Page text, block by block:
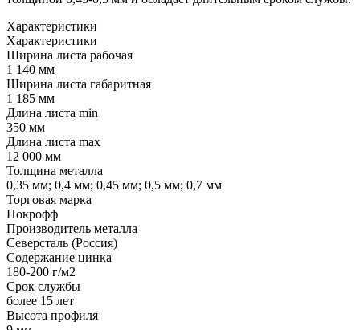
Характеристики
Характеристики
Ширина листа рабочая
1 140 мм
Ширина листа габаритная
1 185 мм
Длина листа min
350 мм
Длина листа max
12 000 мм
Толщина металла
0,35 мм; 0,4 мм; 0,45 мм; 0,5 мм; 0,7 мм
Торговая марка
Покрофф
Производитель металла
Северсталь (Россия)
Содержание цинка
180-200 г/м2
Срок службы
более 15 лет
Высота профиля